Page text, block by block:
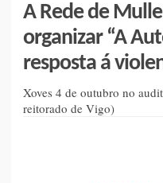
A Rede de
organizar “A
resposta á
Xoves 4 de outubro no
reitorado de Vigo)